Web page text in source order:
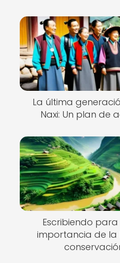
La última
Naxi: Un plan de
Escribiendo
importancia de la